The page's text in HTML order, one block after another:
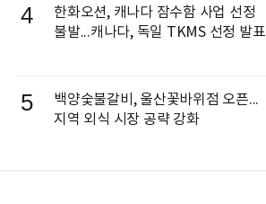
4
한화오션, 캐나다 잠수함 사업 선정
불발...캐나다, 독일 TKMS 선정 발표
5
백양숯불갈비, 울산꽃바위점 오픈...
지역 외식 시장 공략 강화